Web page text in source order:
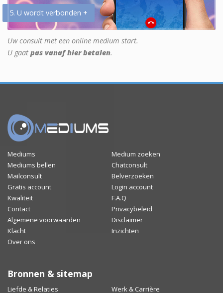
5. U wordt verbonden +
Uw consult met een online medium start.
U gaat pas vanaf hier betalen.
Mediums
Medium zoeken
Mediums bellen
Chatconsult
Mailconsult
Belverzoeken
Gratis account
Login account
Kwaliteit
F.A.Q
Contact
Privacybeleid
Algemene voorwaarden
Disclaimer
Klacht
Inzichten
Over ons
Bronnen & sitemap
Liefde & Relaties Werk & Carrière